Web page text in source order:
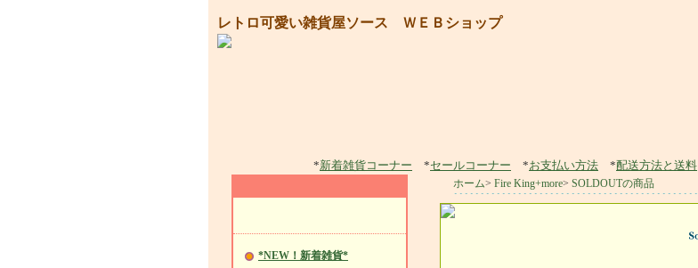
レトロ可愛い雑貨屋ソース ＷＥＢショップ
*新着雑貨コーナー *セールコーナー *お支払い方法 *配送方法と送料
*NEW！新着雑貨*
ホーム> Fire King+more> SOLDOUTの商品